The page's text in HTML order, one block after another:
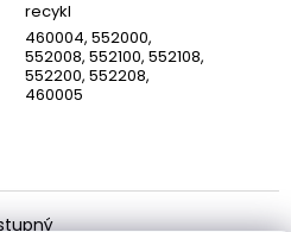
recykl
460004, 552000,
552008, 552100, 552108,
552200, 552208,
460005